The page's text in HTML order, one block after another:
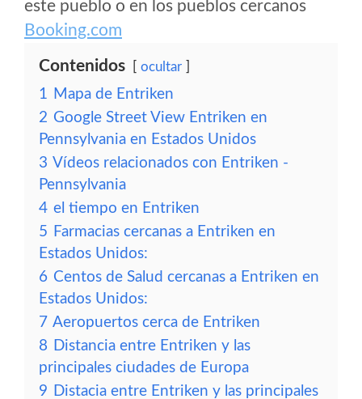
este pueblo o en los pueblos cercanos
Booking.com
Contenidos ocultar
1 Mapa de Entriken
2 Google Street View Entriken en
Pennsylvania en Estados Unidos
3 Vídeos relacionados con Entriken -
Pennsylvania
4 el tiempo en Entriken
5 Farmacias cercanas a Entriken en
Estados Unidos:
6 Centos de Salud cercanas a Entriken en
Estados Unidos:
7 Aeropuertos cerca de Entriken
8 Distancia entre Entriken y las
principales ciudades de Europa
9 Distacia entre Entriken y las principales